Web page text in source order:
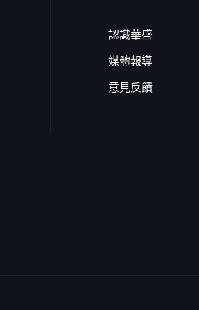
認識華盛
媒體報導
意見反饋